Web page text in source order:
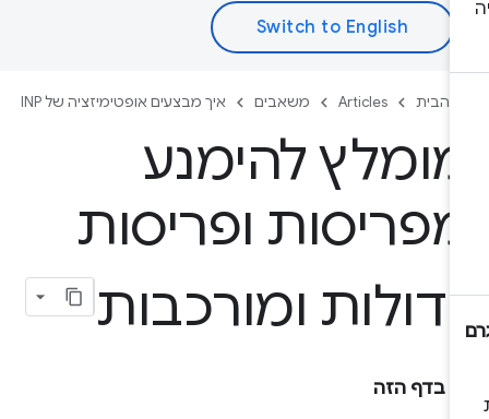
הבית Articles משאבים איך מבצעים אופטימיזציה של INP
להימנע
ופריסות
ומורכבות
בדף הזה